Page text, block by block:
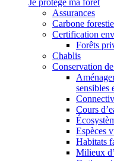
Je protège ma forêt
Assurances
Carbone
Certification
Forêts
Chablis
Conservation
sensibles
Cours
Espèces
Habitats
Milieux